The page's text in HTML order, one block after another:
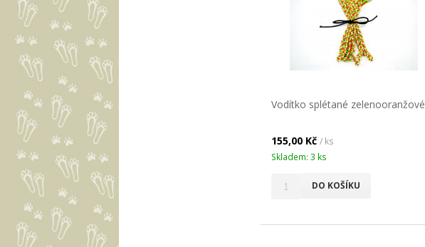
Vodítko splétané zelenooranžové
155,00 Kč / ks
Skladem: 3 ks
DO KOŠÍKU